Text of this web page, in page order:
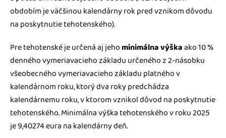
obdobím je väčšinou kalendárny rok pred vznikom dôvodu
na poskytnutie tehotenského).
Pre tehotenské je určená aj jehominimálna výškaako 10 %
denného vymeriavacieho základu určeného z 2-násobku
všeobecného vymeriavacieho základu platného v
kalendárnom roku, ktorý dva roky predchádza
kalendárnemu roku, v ktorom vznikol dôvod na poskytnutie
tehotenského. Minimálna výška tehotenského v roku 2025
je 9,40274 eura na kalendárny deň.